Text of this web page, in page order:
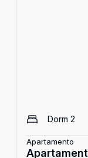
Dorm 2
Apartamento